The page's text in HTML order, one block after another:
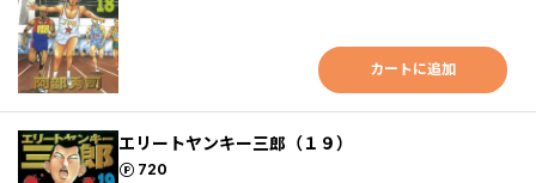
カートに追加
エリートヤンキー三郎（１９）
720
ポイント